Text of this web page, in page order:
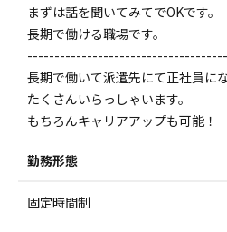
まずは話を聞いてみてでOKです。
長期で働ける職場です。
長期で働いて派遣先にて正社員に
たくさんいらっしゃいます。
もちろんキャリアアップも可能！
勤務形態
固定時間制